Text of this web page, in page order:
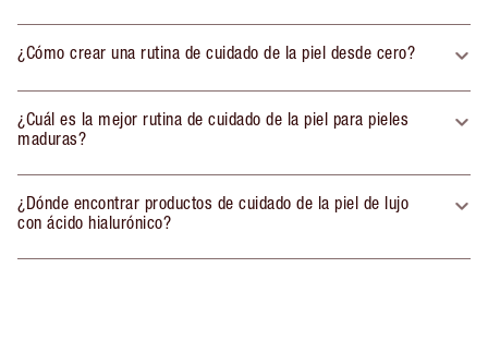
¿Cómo crear una rutina de cuidado de la piel desde cero?
¿Cuál es la mejor rutina de cuidado de la piel para pieles
maduras?
¿Dónde encontrar productos de cuidado de la piel de lujo
con ácido hialurónico?